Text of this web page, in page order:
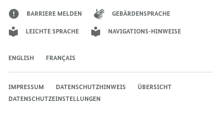
BARRIERE MELDEN GEBÄRDENSPRACHE
LEICHTE SPRACHE NAVIGATIONS-HINWEISE
ENGLISH FRANÇAIS
IMPRESSUM DATENSCHUTZHINWEIS
ÜBERSICHT
DATENSCHUTZEINSTELLUNGEN